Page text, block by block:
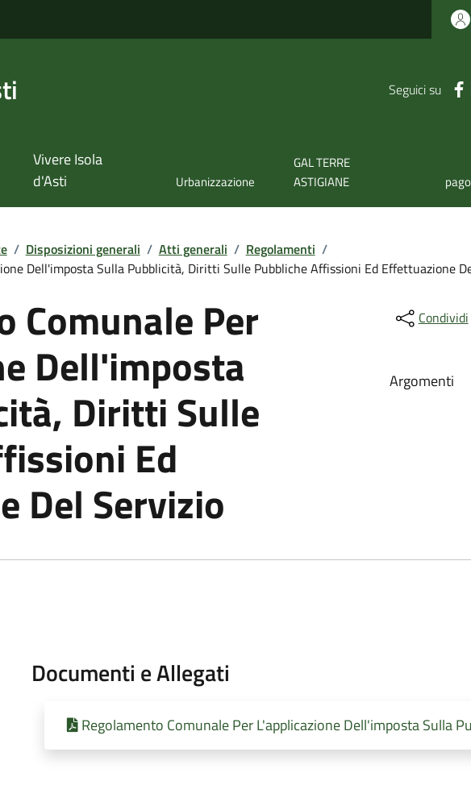
Seguici su
Vivere Isola
d'Asti
Urbanizzazione
GAL TERRE
ASTIGIANE
/ Disposizioni generali / Atti generali / Regolamenti /
Dell'imposta Sulla Pubblicità, Diritti Sulle Pubbliche Affissioni Ed Effettuazione
Comunale Per
Dell'imposta
Diritti Sulle
Ed
Del Servizio
Condividi
Argomenti
Documenti e Allegati
Regolamento Comunale Per L'applicazione Dell'imposta Sulla